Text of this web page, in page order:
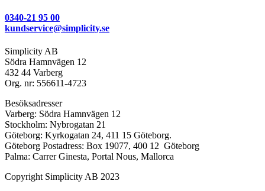
0340-21 95 00
kundservice@simplicity.se
Simplicity AB
Södra Hamnvägen 12
432 44 Varberg
Org. nr: 556611-4723
Besöksadresser
Varberg: Södra Hamnvägen 12
Stockholm: Nybrogatan 21
Göteborg: Kyrkogatan 24, 411 15 Göteborg.
Göteborg Postadress: Box 19077, 400 12 Göteborg
Palma: Carrer Ginesta, Portal Nous, Mallorca
Copyright Simplicity AB 2023